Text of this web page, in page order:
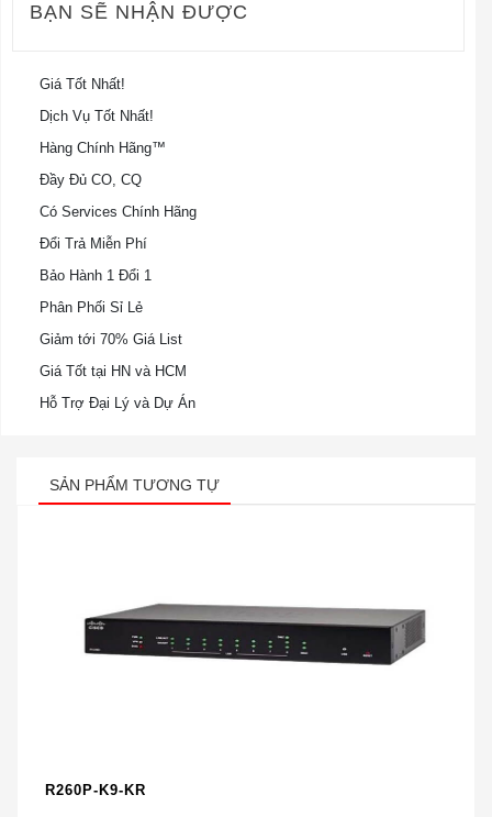
BẠN SẼ NHẬN ĐƯỢC
Giá Tốt Nhất!
Dịch Vụ Tốt Nhất!
Hàng Chính Hãng™
Đầy Đủ CO, CQ
Có Services Chính Hãng
Đổi Trả Miễn Phí
Bảo Hành 1 Đổi 1
Phân Phối Sỉ Lẻ
Giảm tới 70% Giá List
Giá Tốt tại HN và HCM
Hỗ Trợ Đại Lý và Dự Án
SẢN PHẨM TƯƠNG TỰ
R260P-K9-KR